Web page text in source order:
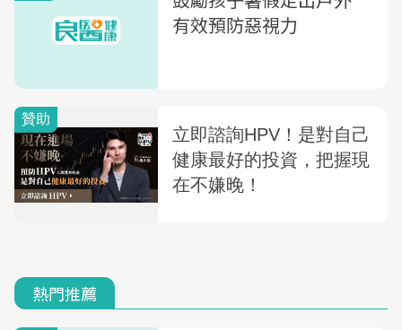
有效預防惡視力
熱門推薦